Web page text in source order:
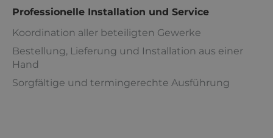
Professionelle Installation und Service
Koordination aller beteiligten Gewerke
Bestellung, Lieferung und Installation aus einer
Hand
Sorgfältige und termingerechte Ausführung